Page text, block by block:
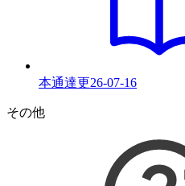
本通達更26-07-16
その他